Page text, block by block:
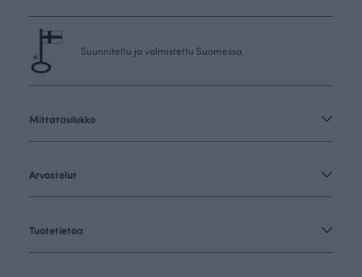
Suunniteltu ja valmistettu Suomessa.
Mittataulukko
Arvostelut
Tuotetietoa